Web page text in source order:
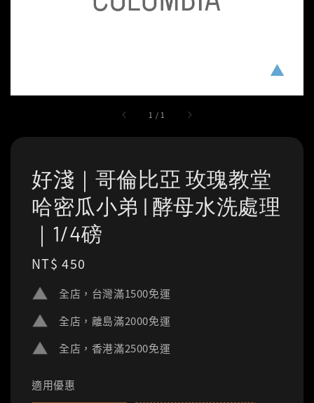
1 / 1
好淺｜哥倫比亞 玫瑰教堂
哈密瓜小弟 | 酵母水洗處理
｜1/4磅
Regular
NT$ 450
全店，台灣滿1500免運
全店，離島滿2000免運
全店，香港滿2500免運
適用優惠